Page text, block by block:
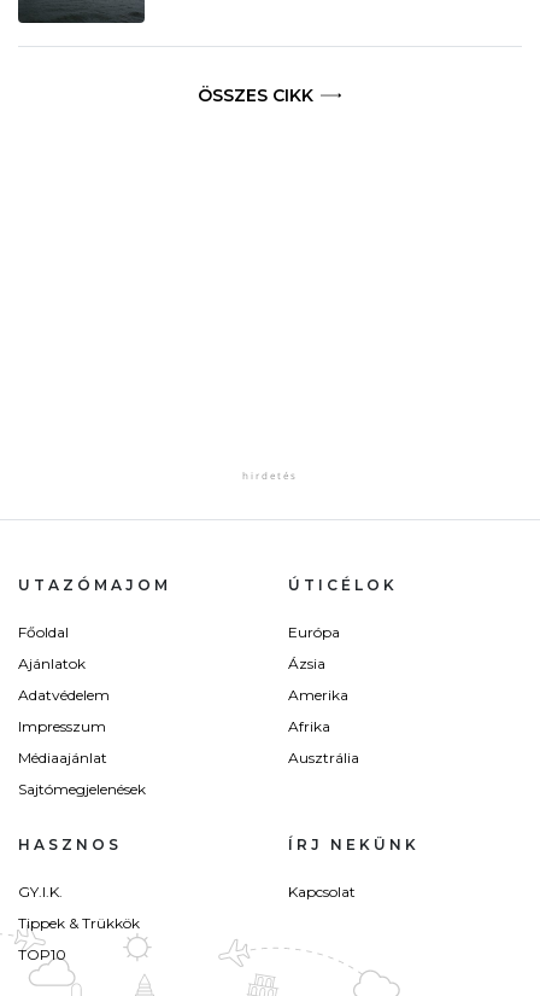
ÖSSZES CIKK
UTAZÓMAJOM
Főoldal
Ajánlatok
Adatvédelem
Impresszum
Médiaajánlat
Sajtómegjelenések
ÚTICÉLOK
Európa
Ázsia
Amerika
Afrika
Ausztrália
HASZNOS
GY.I.K.
Tippek & Trükkök
TOP10
ÍRJ NEKÜNK
Kapcsolat